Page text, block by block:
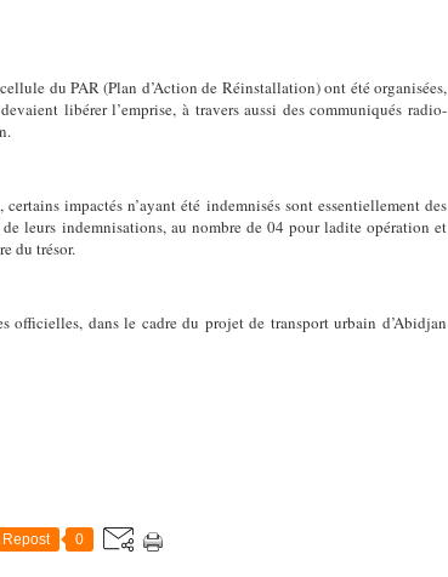
du PAR (Plan d’Action de Réinstallation) ont été organisées,
libérer l’emprise, à travers aussi des communiqués radio-
impactés n’ayant été indemnisés sont essentiellement des
de leurs indemnisations, au nombre de 04 pour ladite opération et
du trésor.
officielles, dans le cadre du projet de transport urbain d’Abidjan
Repost 0